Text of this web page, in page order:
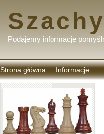
Podajemy informacje
Strona główna Informacje